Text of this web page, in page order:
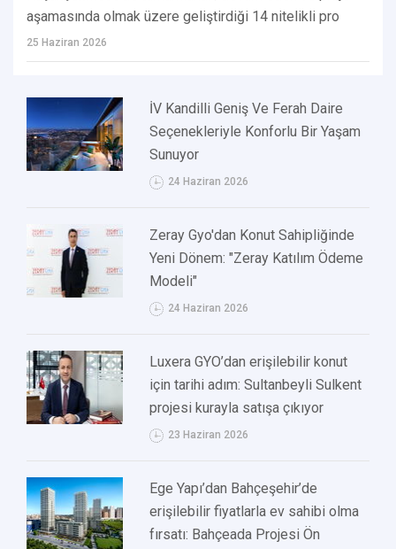
aşamasında olmak üzere geliştirdiği 14 nitelikli pro
25 Haziran 2026
İV Kandilli Geniş Ve Ferah Daire
Seçenekleriyle Konforlu Bir Yaşam
Sunuyor
24 Haziran 2026
Zeray Gyo'dan Konut Sahipliğinde
Yeni Dönem: "Zeray Katılım Ödeme
Modeli"
24 Haziran 2026
Luxera GYO’dan erişilebilir konut
için tarihi adım: Sultanbeyli Sulkent
projesi kurayla satışa çıkıyor
23 Haziran 2026
Ege Yapı’dan Bahçeşehir’de
erişilebilir fiyatlarla ev sahibi olma
fırsatı: Bahçeada Projesi Ön